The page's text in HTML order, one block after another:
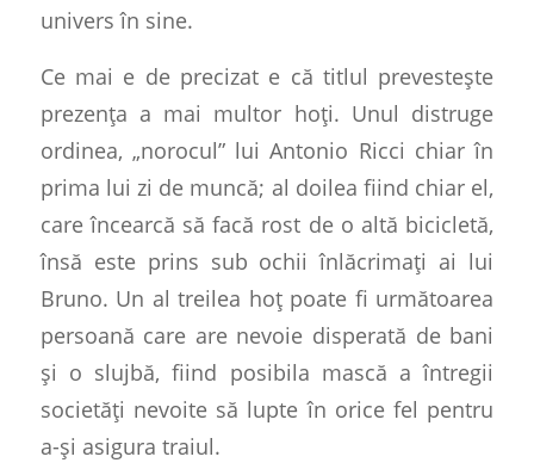
univers în sine.
Ce mai e de precizat e că titlul prevestește
prezența a mai multor hoți. Unul distruge
ordinea, „norocul” lui Antonio Ricci chiar în
prima lui zi de muncă; al doilea fiind chiar el,
care încearcă să facă rost de o altă bicicletă,
însă este prins sub ochii înlăcrimați ai lui
Bruno. Un al treilea hoț poate fi următoarea
persoană care are nevoie disperată de bani
și o slujbă, fiind posibila mască a întregii
societăți nevoite să lupte în orice fel pentru
a-și asigura traiul.